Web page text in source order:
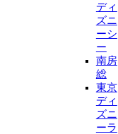
ディ
ズニ
ーシ
ー
南房
総
東京
ディ
ズニ
ーラ